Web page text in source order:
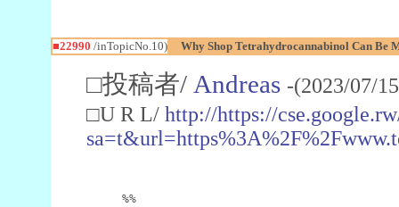
■22990 /inTopicNo.10) Why Shop Tetrahydrocannabinol Can Be
□投稿者/ Andreas -(2023/07/
□U R L/ http://https://
%%